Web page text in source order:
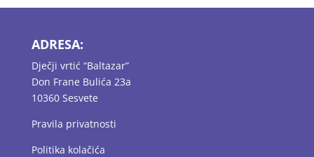
ADRESA:
Dječji vrtić “Baltazar”
Don Frane Bulića 23a
10360 Sesvete
Pravila privatnosti
Politika kolačića